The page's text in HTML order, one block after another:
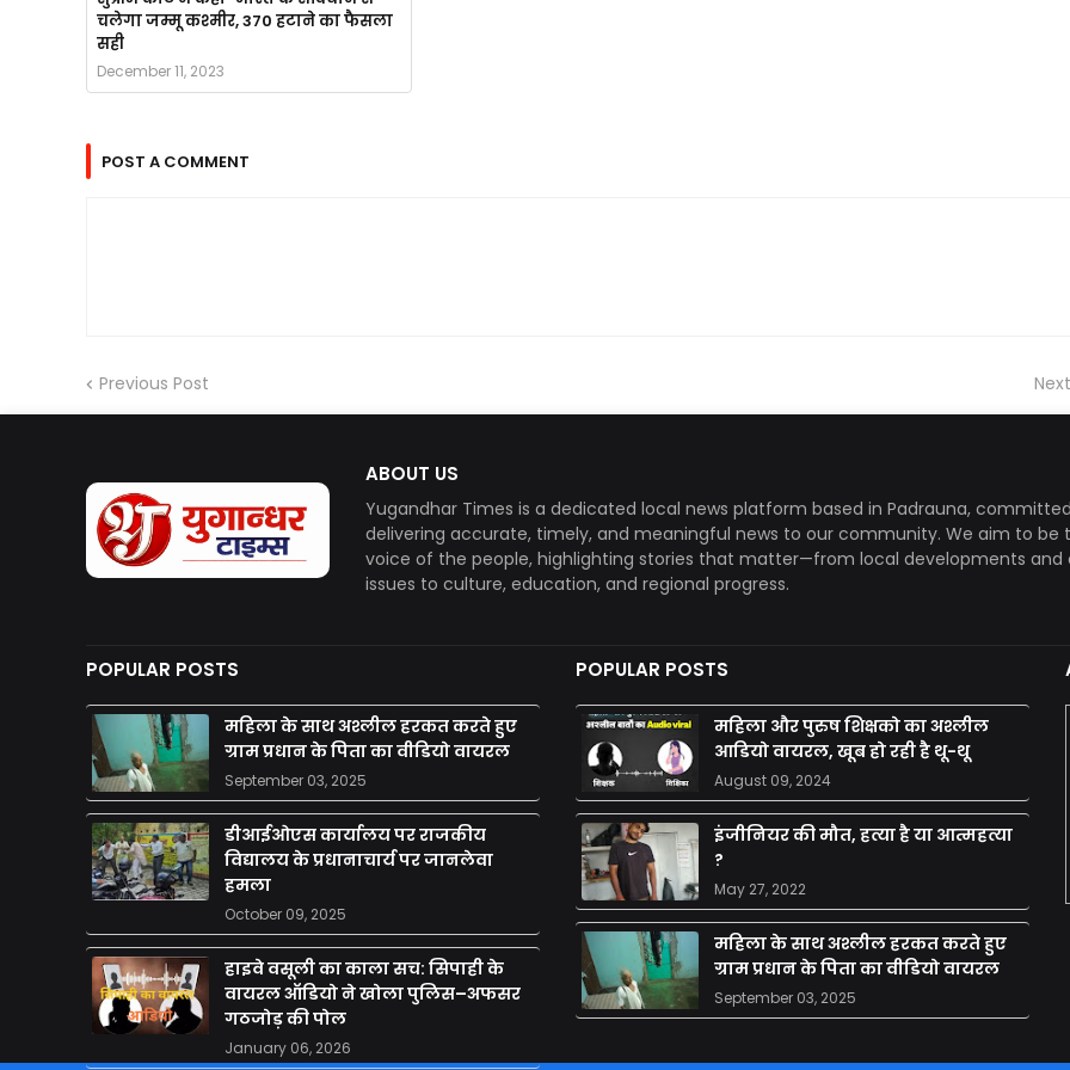
चलेगा जम्मू कश्मीर, 370 हटाने का फैसला
सही
December 11, 2023
POST A COMMENT
Previous Post
ABOUT US
Yugandhar Times is a dedicated local news platform based in Padrauna,
delivering accurate, timely, and meaningful news to our community. We aim to be
voice of the people, highlighting stories that matter—from local developments and
issues to culture, education, and regional progress.
POPULAR POSTS
महिला के साथ अश्लील हरकत करते हुए
ग्राम प्रधान के पिता का वीडियो वायरल
September 03, 2025
डीआईओएस कार्यालय पर राजकीय
विद्यालय के प्रधानाचार्य पर जानलेवा
हमला
October 09, 2025
हाइवे वसूली का काला सच: सिपाही के
वायरल ऑडियो ने खोला पुलिस–अफसर
गठजोड़ की पोल
January 06, 2026
POPULAR POSTS
महिला और पुरुष शिक्षको का अश्लील
आडियो वायरल, खूब हो रही है थू-थू
August 09, 2024
इंजीनियर की मौत, हत्या है या आत्महत्या
?
May 27, 2022
महिला के साथ अश्लील हरकत करते हुए
ग्राम प्रधान के पिता का वीडियो वायरल
September 03, 2025